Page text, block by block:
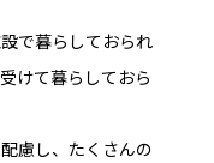
で暮らしておられ
けて暮らしておら
慮し、たくさんの